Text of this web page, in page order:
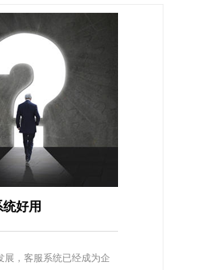
好用
展，客服系统已经成为企